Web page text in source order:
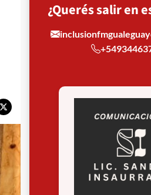
¿Querés salir en